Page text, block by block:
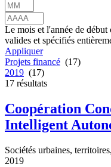
Le mois et l'année de
valides et spécifiés
Appliquer
Projets financé (17)
2019 (17)
17 résultats
Coopération
Intelligent
Sociétés urbaines,
2019